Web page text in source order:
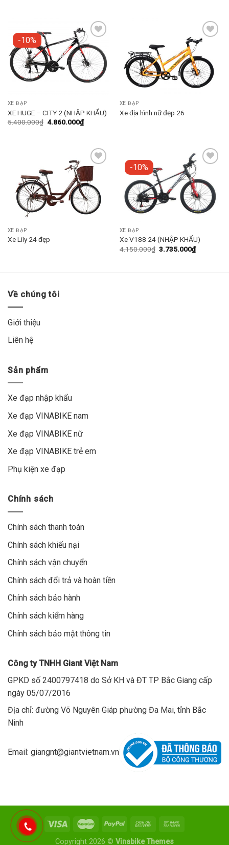
-10%
Add to
wishlist
XE ĐẠP
XE HUGE – CITY 2 (NHẬP KHẨU)
5.400.000₫ 4.860.000₫
Add to
wishlist
XE ĐẠP
Xe địa hình nữ đẹp 26
Add to
wishlist
XE ĐẠP
Xe Lily 24 đẹp
-10%
wishlist
XE ĐẠP
Xe V188 24 (NHẬP KHẨU)
4.150.000₫ 3.735.000₫
Về chúng tôi
Giới thiệu
Liên hệ
Sản phẩm
Xe đạp nhập khẩu
Xe đạp VINABIKE nam
Xe đạp VINABIKE nữ
Xe đạp VINABIKE trẻ em
Phụ kiện xe đạp
Chính sách
Chính sách thanh toán
Chính sách khiếu nại
Chính sách vận chuyển
Chính sách đổi trả và hoàn tiền
Chính sách bảo hành
Chính sách kiểm hàng
Chính sách bảo mật thông tin
Công ty TNHH Giant Việt Nam
GPKD số 2400797418 do Sở KH và ĐT TP Bắc Giang cấp
ngày 05/07/2016
Địa chỉ: đường Võ Nguyên Giáp phường Đa Mai, tỉnh Bắc
Ninh
Email: giangnt@giantvietnam.vn
Copyright 2026 © Vinabike Themes